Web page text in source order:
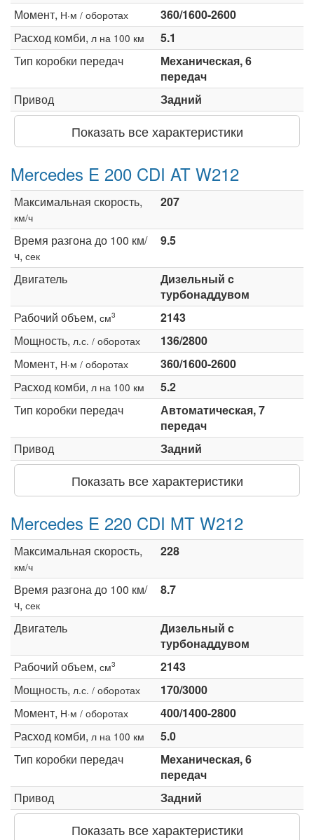
Момент, Н·м / оборотах
360/1600-2600
Расход комби, л на 100 км
5.1
Тип коробки передач
Механическая, 6
передач
Привод
Задний
Показать все характеристики
Mercedes E 200 CDI AT W212
Максимальная скорость,
км/ч
207
Время разгона до 100 км/
ч, сек
9.5
Двигатель
Дизельный c
турбонаддувом
Рабочий объем, см3
2143
Мощность, л.с. / оборотах
136/2800
Момент, Н·м / оборотах
360/1600-2600
Расход комби, л на 100 км
5.2
Тип коробки передач
Автоматическая, 7
передач
Привод
Задний
Показать все характеристики
Mercedes E 220 CDI MT W212
Максимальная скорость,
км/ч
228
Время разгона до 100 км/
ч, сек
8.7
Двигатель
Дизельный c
турбонаддувом
Рабочий объем, см3
2143
Мощность, л.с. / оборотах
170/3000
Момент, Н·м / оборотах
400/1400-2800
Расход комби, л на 100 км
5.0
Тип коробки передач
Механическая, 6
передач
Привод
Задний
Показать все характеристики